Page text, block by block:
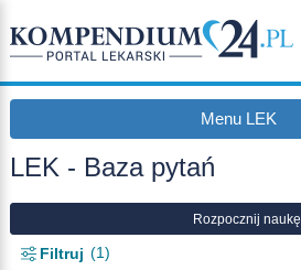
Menu LEK
LEK - Baza pytań
Filtruj 1
Rozpocznij naukę